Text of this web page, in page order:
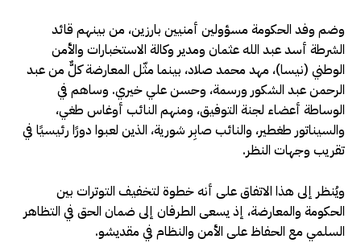
وضم وفد الحكومة مسؤولين أمنيين بارزين، من بينهم قائد
الشرطة أسد عبد الله عثمان ومدير وكالة الاستخبارات والأمن
الوطني (نيسا)، مهد محمد صلاد، بينما مثّل المعارضة كلٌّ من عبد
الرحمن عبد الشكور ورسمة، وحسن علي خيري. وساهم في
الوساطة أعضاء لجنة التوفيق، ومنهم النائب أوغاس طغي،
والسيناتور طغطير، والنائب صابِر شورية، الذين لعبوا دورًا رئيسيًا في
تقريب وجهات النظر.
ويُنظر إلى هذا الاتفاق على أنه خطوة لتخفيف التوترات بين
الحكومة والمعارضة، إذ يسعى الطرفان إلى ضمان الحق في التظاهر
السلمي مع الحفاظ على الأمن والنظام في مقديشو.